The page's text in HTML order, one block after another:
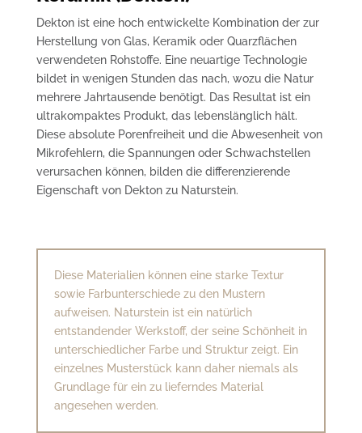
Dekton ist eine hoch entwickelte Kombination der zur
Herstellung von Glas, Keramik oder Quarzflächen
verwendeten Rohstoffe. Eine neuartige Technologie
bildet in wenigen Stunden das nach, wozu die Natur
mehrere Jahrtausende benötigt. Das Resultat ist ein
ultrakompaktes Produkt, das lebenslänglich hält.
Diese absolute Porenfreiheit und die Abwesenheit von
Mikrofehlern, die Spannungen oder Schwachstellen
verursachen können, bilden die differenzierende
Eigenschaft von Dekton zu Naturstein.
Diese Materialien können eine starke Textur
sowie Farbunterschiede zu den Mustern
aufweisen. Naturstein ist ein natürlich
entstandender Werkstoff, der seine Schönheit in
unterschiedlicher Farbe und Struktur zeigt. Ein
einzelnes Musterstück kann daher niemals als
Grundlage für ein zu lieferndes Material
angesehen werden.